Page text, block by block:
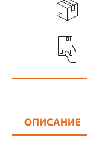
ОПИСАНИЕ